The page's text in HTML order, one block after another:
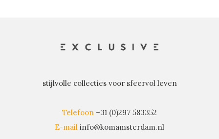
stijlvolle collecties voor sfeervol leven
Telefoon +31 (0)297 583352
E-mail info@komamsterdam.nl